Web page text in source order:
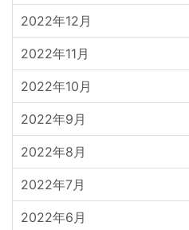
2022年12月
2022年11月
2022年10月
2022年9月
2022年8月
2022年7月
2022年6月